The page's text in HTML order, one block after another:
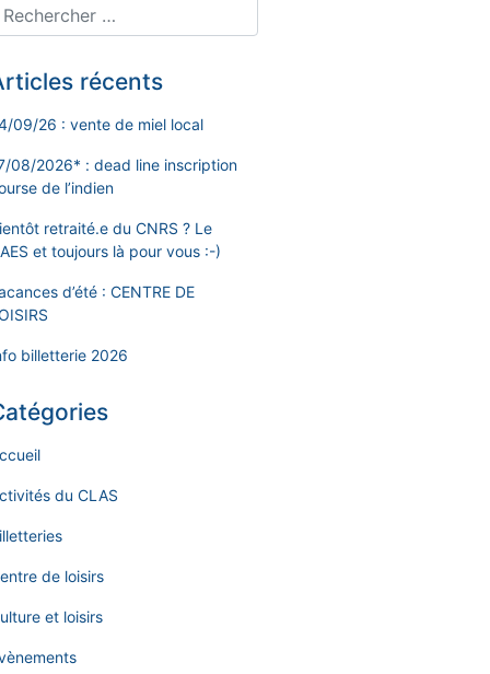
récents
09/26 : vente de miel local
08/2026* : dead line inscription
de l’indien
retraité.e du CNRS ? Le
et toujours là pour vous :-)
d’été : CENTRE DE
billetterie 2026
du CLAS
de loisirs
et loisirs